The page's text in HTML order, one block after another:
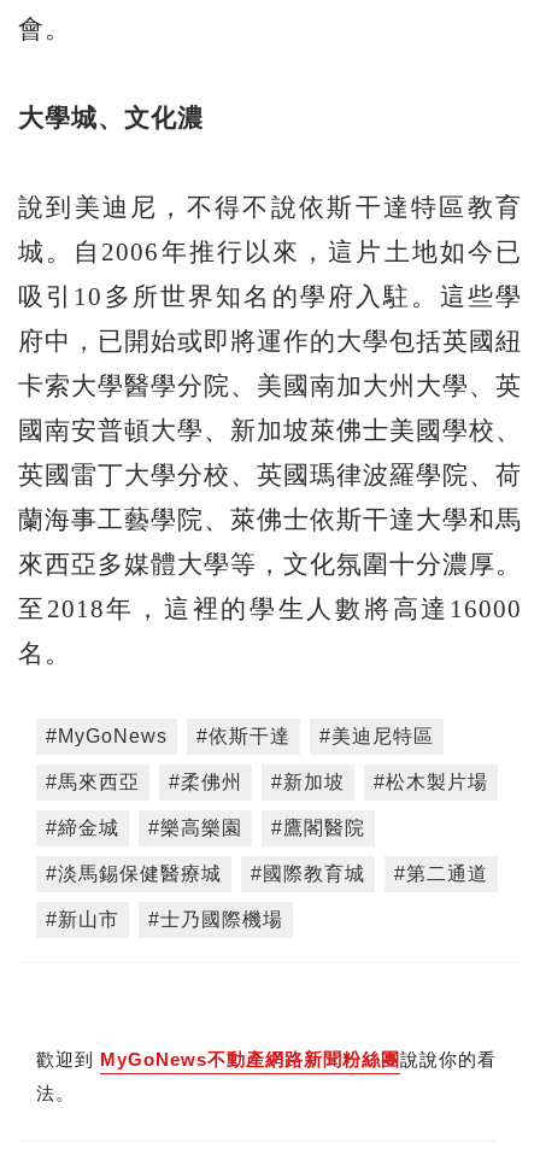
會。
大學城、文化濃
說到美迪尼，不得不說依斯干達特區教育
城。自2006年推行以來，這片土地如今已
吸引10多所世界知名的學府入駐。這些學
府中，已開始或即將運作的大學包括英國紐
卡索大學醫學分院、美國南加大州大學、英
國南安普頓大學、新加坡萊佛士美國學校、
英國雷丁大學分校、英國瑪律波羅學院、荷
蘭海事工藝學院、萊佛士依斯干達大學和馬
來西亞多媒體大學等，文化氛圍十分濃厚。
至2018年，這裡的學生人數將高達16000
名。
#MyGoNews #依斯干達 #美迪尼特區
#馬來西亞 #柔佛州 #新加坡 #松木製片場
#締金城 #樂高樂園 #鷹閣醫院
#淡馬錫保健醫療城 #國際教育城 #第二通道
#新山市 #士乃國際機場
歡迎到 MyGoNews不動產網路新聞粉絲團說說你的看
法。